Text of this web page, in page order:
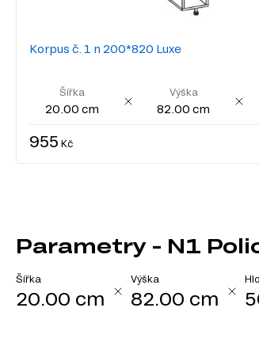
Korpus č. 1 n 200*820 Luxe
Šířka
20.00 cm
Výška
82.00 cm
955 Kč
Parametry - N1
Šířka
20.00 cm
Výška
82.00 cm